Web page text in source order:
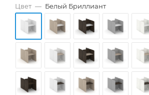
Цвет — Белый Бриллиант